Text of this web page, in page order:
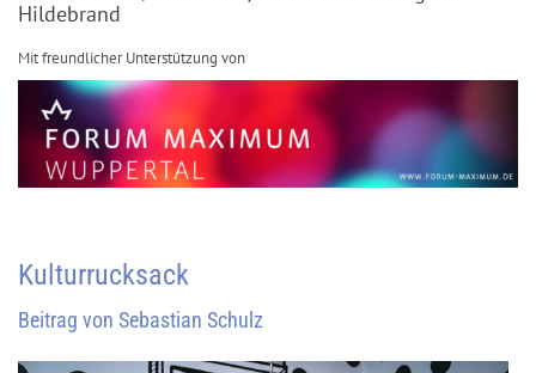
Hildebrand
Mit freundlicher Unterstützung von
Kulturrucksack
Beitrag von Sebastian Schulz